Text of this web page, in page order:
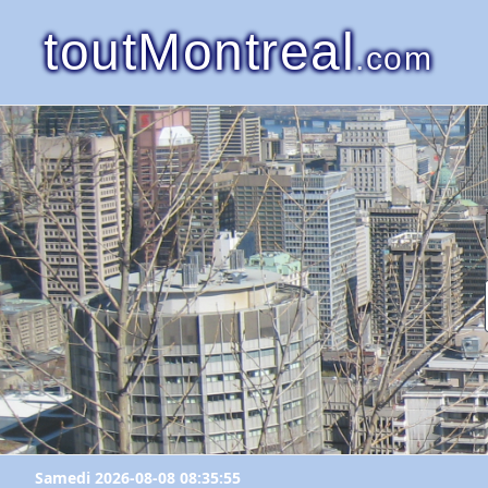
toutMontreal.com
Samedi 2026-08-08 08:35:55